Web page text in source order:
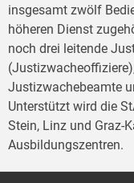
insgesamt zwölf
höheren Dienst
noch drei leitende
Justizwachebeamte
Unterstützt wird die
Stein, Linz und Graz-
Ausbildungszentren.